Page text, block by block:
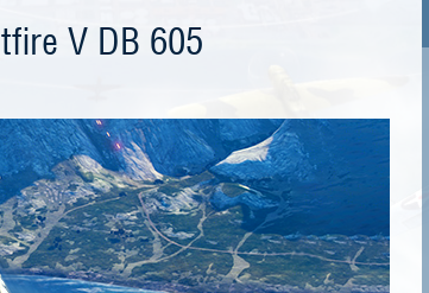
V DB 605